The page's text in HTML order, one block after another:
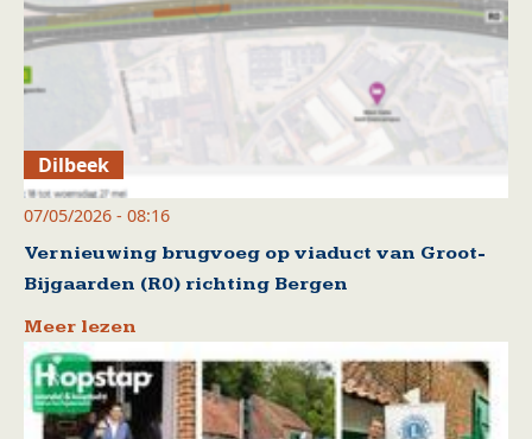
Dilbeek
07/05/2026 - 08:16
Vernieuwing brugvoeg op viaduct van Groot-
Bijgaarden (R0) richting Bergen
Meer lezen